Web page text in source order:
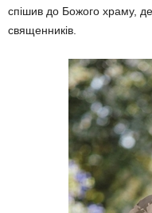
спішив до Божого храму,
священників.